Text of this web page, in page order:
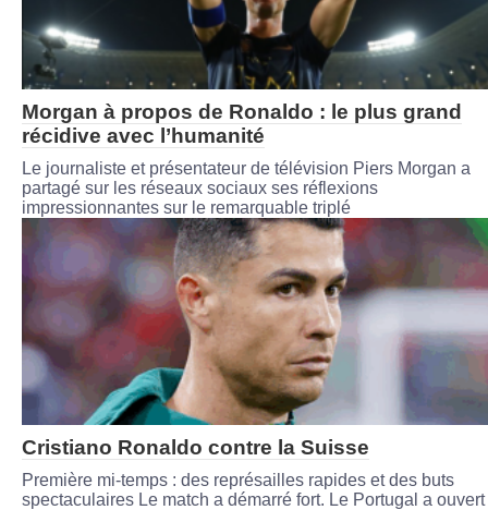
Morgan à propos de Ronaldo : le plus grand
récidive avec l’humanité
Le journaliste et présentateur de télévision Piers Morgan a
partagé sur les réseaux sociaux ses réflexions
impressionnantes sur le remarquable triplé
Cristiano Ronaldo contre la Suisse
Première mi-temps : des représailles rapides et des buts
spectaculaires Le match a démarré fort. Le Portugal a